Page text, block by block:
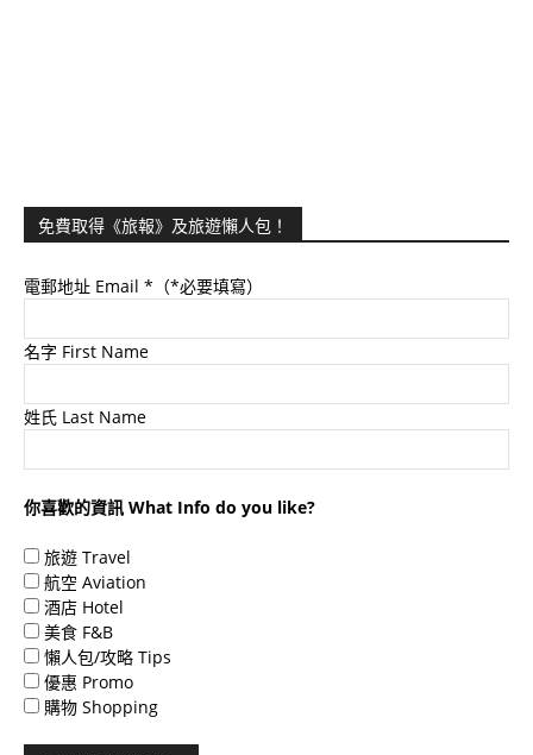
免費取得《旅報》及旅遊懶人包！
電郵地址 Email *（*必要填寫）
名字 First Name
姓氏 Last Name
你喜歡的資訊 What Info do you like?
旅遊 Travel
航空 Aviation
酒店 Hotel
美食 F&B
懶人包/攻略 Tips
優惠 Promo
購物 Shopping